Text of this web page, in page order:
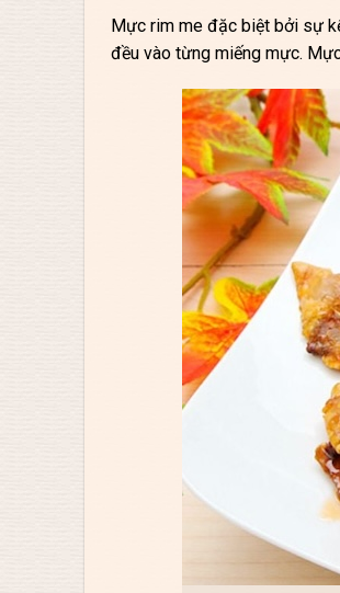
Mực rim me đặc biệt bởi sự
đều vào từng miếng mực.